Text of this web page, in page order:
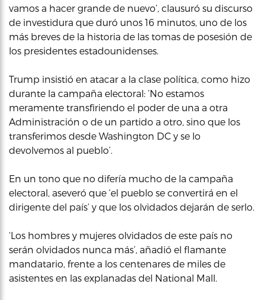
vamos a hacer grande de nuevo’, clausuró su discurso
de investidura que duró unos 16 minutos, uno de los
más breves de la historia de las tomas de posesión de
los presidentes estadounidenses.
Trump insistió en atacar a la clase política, como hizo
durante la campaña electoral: ‘No estamos
meramente transfiriendo el poder de una a otra
Administración o de un partido a otro, sino que los
transferimos desde Washington DC y se lo
devolvemos al pueblo’.
En un tono que no difería mucho de la campaña
electoral, aseveró que ‘el pueblo se convertirá en el
dirigente del país’ y que los olvidados dejarán de serlo.
‘Los hombres y mujeres olvidados de este país no
serán olvidados nunca más’, añadió el flamante
mandatario, frente a los centenares de miles de
asistentes en las explanadas del National Mall.